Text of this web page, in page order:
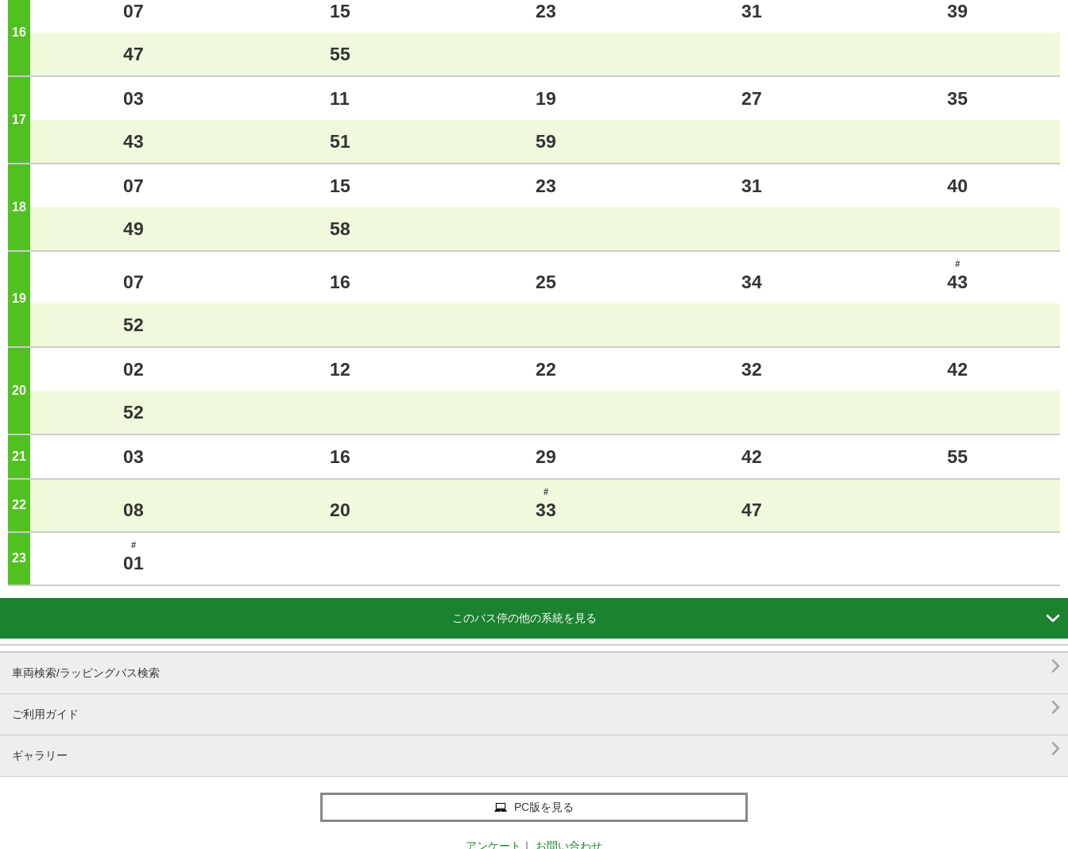
16 ジ
07 15 23 31 39
47 55
17 ジ
03 11 19 27 35
43 51 59
18 ジ
07 15 23 31 40
49 58
19
07 16 25 34
#
43
52
20 ジ
02 12 22 32 42
52
21 03 16 29 42 55
22 08 20
#
33 47
23
#
01
このバス停の他の系統を見る 
車両検索/ラッピングバス検索 
ご利用ガイド 
ギャラリー 
PC版を見る
アンケート ｜ お問い合わせ